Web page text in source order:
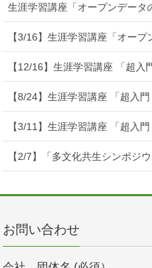
生涯学習講座「オープンデータ
【3/16】生涯学習講座「オー
【12/16】生涯学習講座 「超
【8/24】生涯学習講座 「超入
【3/11】生涯学習講座 「超入
【2/7】「多文化共生シンポジ
お問い合わせ